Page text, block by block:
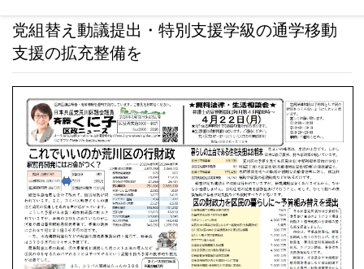
党組替え動議提出・特別支援学級の通学移動
支援の拡充整備を